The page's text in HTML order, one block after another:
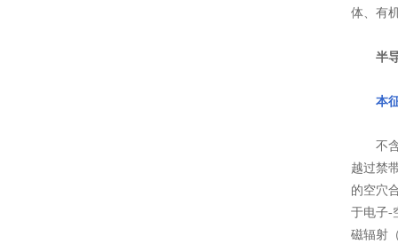
体、有
半
本
不含
越过禁
的空穴
于电子-
磁辐射